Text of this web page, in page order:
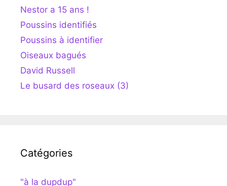
Nestor a 15 ans !
Poussins identifiés
Poussins à identifier
Oiseaux bagués
David Russell
Le busard des roseaux (3)
Catégories
"à la dupdup"